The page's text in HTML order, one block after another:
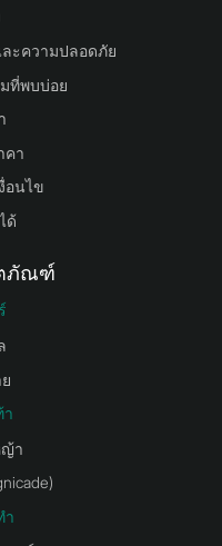
ะความปลอดภัย
ที่พบบ่อย
คา
อนไข
ด้
ภัณฑ์
า
า
ำ